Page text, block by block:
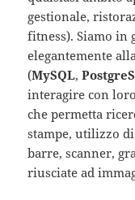
gestionale,
fitness). Siamo in
elegantemente
(MySQL,
interagire con
che permetta
stampe, utilizzo
barre, scanner,
riusciate ad